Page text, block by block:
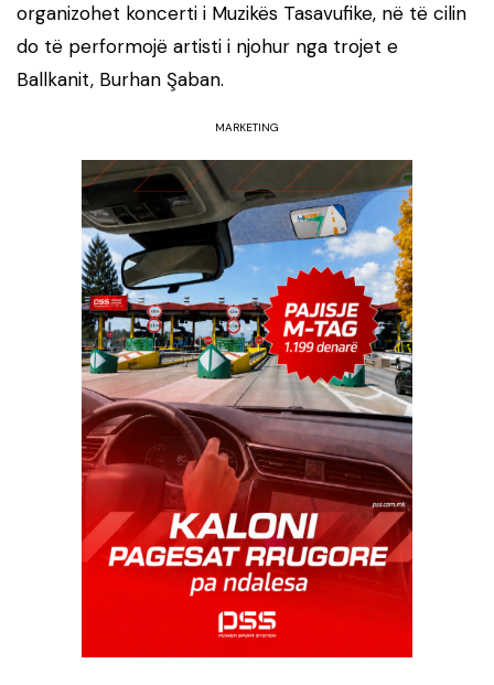
organizohet koncerti i Muzikës Tasavufike, në të cilin
do të performojë artisti i njohur nga trojet e
Ballkanit, Burhan Şaban.
MARKETING